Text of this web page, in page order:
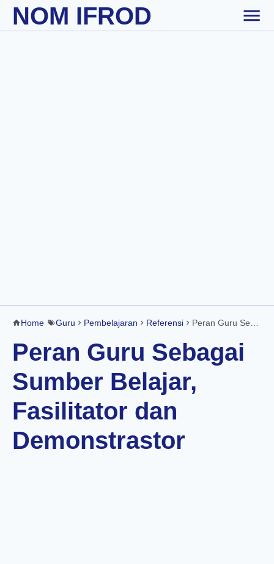
Skip to main content
NOM IFROD
Home Guru Pembelajaran Referensi Peran Guru Sebagai Sumber Belajar, Fasilitator dan Demonstrastor
Peran Guru Sebagai
Sumber Belajar,
Fasilitator dan
Demonstrastor